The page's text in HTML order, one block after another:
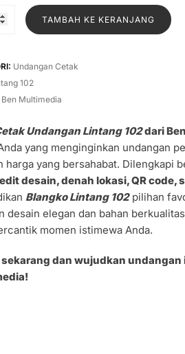
adalah:
Rp1.300.
ini
adalah:
TAMBAH KE KERANJANG
Undangan Cetak
102
Ben Multimedia
Undangan Lintang 102dari
yang menginginkan undangan
harga yang bersahabat. Dilengkapi
desain, denah lokasi, QR code,
Blangko Lintang 102pilihan
desain elegan dan bahan
momen istimewa Anda.
sekarang dan wujudkan undangan